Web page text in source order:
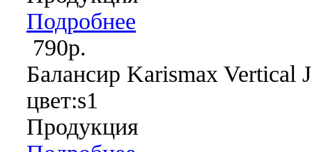
Подробнее
790р.
Балансир Karismax Vertical
цвет:s1
Продукция